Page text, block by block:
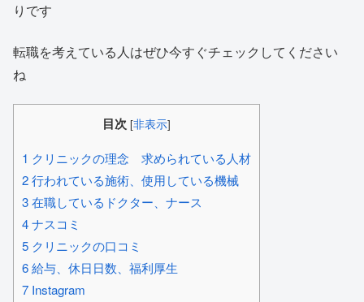
りです
転職を考えている人はぜひ今すぐチェックしてください
ね
目次 [非表示]
1 クリニックの理念 求められている人材
2行われている施術、使用している機械
3在職しているドクター、ナース
4ナスコミ
5 クリニックの口コミ
6給与、休日日数、福利厚生
7 Instagram